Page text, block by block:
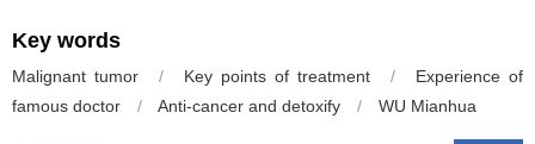
Key words
Malignant tumor / Key points of treatment /
Experience of
famous doctor
/ Anti-cancer and detoxify / WU Mianhua